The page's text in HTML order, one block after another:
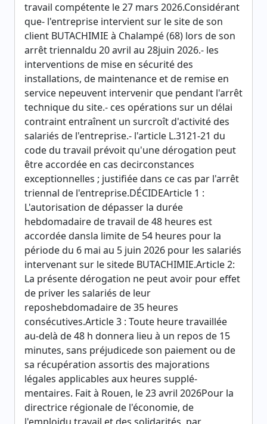
travail compétente le 27 mars 2026.Considérant
que- l'entreprise intervient sur le site de son
client BUTACHIMIE à Chalampé (68) lors de son
arrêt triennaldu 20 avril au 28juin 2026.- les
interventions de mise en sécurité des
installations, de maintenance et de remise en
service nepeuvent intervenir que pendant l'arrêt
technique du site.- ces opérations sur un délai
contraint entraînent un surcroît d'activité des
salariés de l'entreprise.- l'article L.3121-21 du
code du travail prévoit qu'une dérogation peut
être accordée en cas decirconstances
exceptionnelles ; justifiée dans ce cas par l'arrêt
triennal de l'entreprise.DÉCIDEArticle 1 :
L'autorisation de dépasser la durée
hebdomadaire de travail de 48 heures est
accordée dansla limite de 54 heures pour la
période du 6 mai au 5 juin 2026 pour les salariés
intervenant sur le sitede BUTACHIMIE.Article 2:
La présente dérogation ne peut avoir pour effet
de priver les salariés de leur
reposhebdomadaire de 35 heures
consécutives.Article 3 : Toute heure travaillée
au-delà de 48 h donnera lieu à un repos de 15
minutes, sans préjudicede son paiement ou de
sa récupération assortis des majorations
légales applicables aux heures supplé-
mentaires. Fait à Rouen, le 23 avril 2026Pour la
directrice régionale de l'économie, de